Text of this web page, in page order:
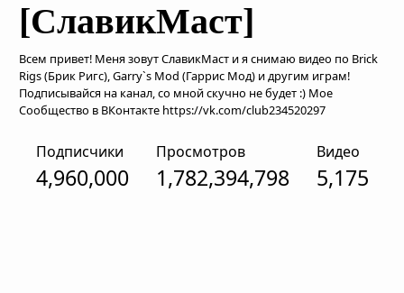
[СлавикМаст]
Всем привет! Меня зовут СлавикМаст и я снимаю видео по Brick
Rigs (Брик Ригс), Garry`s Mod (Гаррис Мод) и другим играм!
Подписывайся на канал, со мной скучно не будет :) Мое
Сообщество в ВКонтакте https://vk.com/club234520297
Подписчики
4,960,000
Просмотров
1,782,394,798
Видео
5,175